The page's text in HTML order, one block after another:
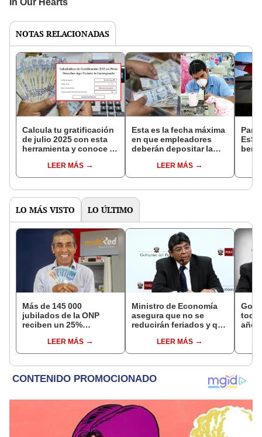
NOTAS RELACIONADAS
Calcula tu gratificación
de julio 2025 con esta
herramienta y conoce el
corresponde
LEER MÁS
Esta es la fecha máxima
en que empleadores
deberán depositar la
hacerlo pueden ser
sancionados con
LEER MÁS
LO MÁS VISTO LO ÚLTIMO
Más de 145 000
jubilados de la ONP
reciben un 25%
en agostoLEER MÁS
Ministro de Economía
asegura que no se
reducirán feriados y que
aumentará en dos
etapas
LEER MÁS
año